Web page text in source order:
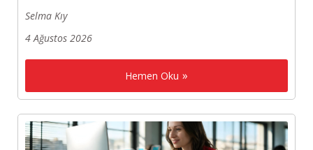
Selma Kıy
4 Ağustos 2026
Hemen Oku